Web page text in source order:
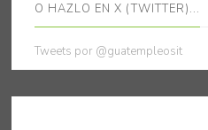
O HAZLO EN X (TWITTER)...
Tweets por @guatempleosit